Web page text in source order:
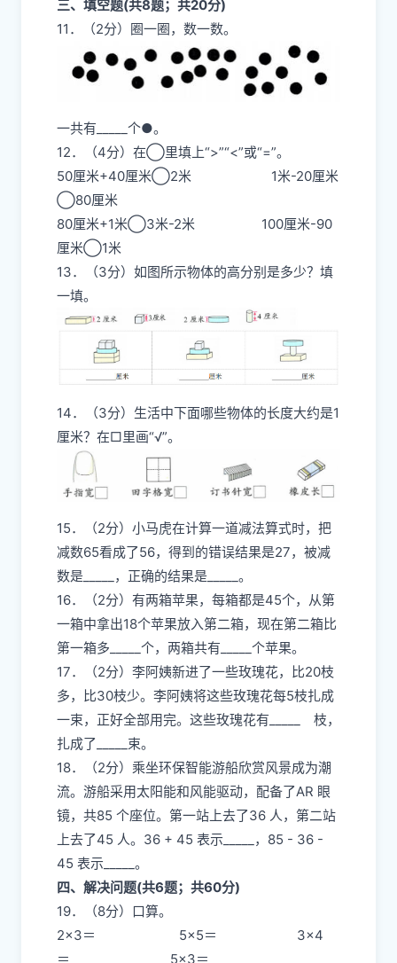
三、填空题(共8题；共20分)
11．（2分）圈一圈，数一数。
一共有_____个●。
12．（4分）在◯里填上“>”“<”或“=”。
50厘米+40厘米◯2米 1米-20厘米
◯80厘米
80厘米+1米◯3米-2米 100厘米-90
厘米◯1米
13．（3分）如图所示物体的高分别是多少？填
一填。
14．（3分）生活中下面哪些物体的长度大约是1
厘米？在□里画“√”。
15．（2分）小马虎在计算一道减法算式时，把
减数65看成了56，得到的错误结果是27，被减
数是_____，正确的结果是_____。
16．（2分）有两箱苹果，每箱都是45个，从第
一箱中拿出18个苹果放入第二箱，现在第二箱比
第一箱多_____个，两箱共有_____个苹果。
17．（2分）李阿姨新进了一些玫瑰花，比20枝
多，比30枝少。李阿姨将这些玫瑰花每5枝扎成
一束，正好全部用完。这些玫瑰花有_____ 枝，
扎成了_____束。
18．（2分）乘坐环保智能游船欣赏风景成为潮
流。游船采用太阳能和风能驱动，配备了AR 眼
镜，共85 个座位。第一站上去了36 人，第二站
上去了45 人。36 + 45 表示_____，85 - 36 -
45 表示_____。
四、解决问题(共6题；共60分)
19．（8分）口算。
2×3＝ 5×5＝ 3×4
＝ 5×3＝